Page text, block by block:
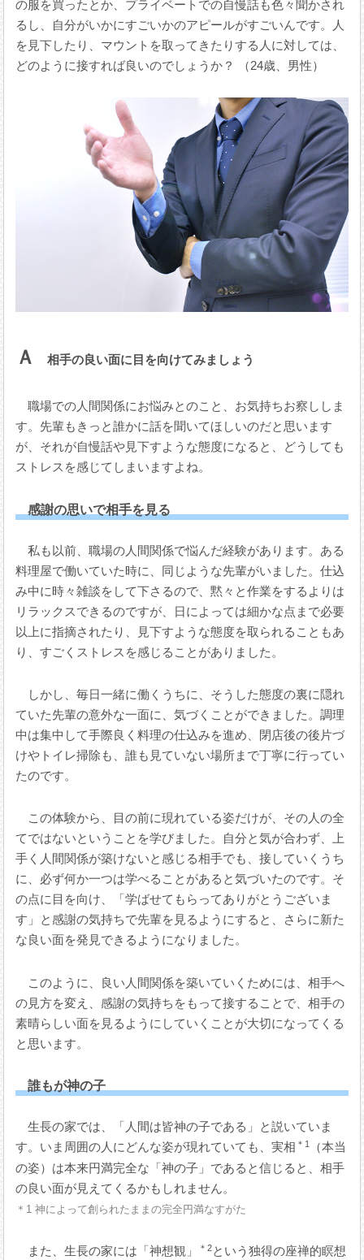
の服を買ったとか、プライベートでの自慢話も色々聞かされ
るし、自分がいかにすごいかのアピールがすごいんです。人
を見下したり、マウントを取ってきたりする人に対しては、
どのように接すれば良いのでしょうか？ （24歳、男性）
Ａ 相手の良い面に目を向けてみましょう
職場での人間関係にお悩みとのこと、お気持ちお察ししま
す。先輩もきっと誰かに話を聞いてほしいのだと思います
が、それが自慢話や見下すような態度になると、どうしても
ストレスを感じてしまいますよね。
感謝の思いで相手を見る
私も以前、職場の人間関係で悩んだ経験があります。ある
料理屋で働いていた時に、同じような先輩がいました。仕込
み中に時々雑談をして下さるので、黙々と作業をするよりは
リラックスできるのですが、日によっては細かな点まで必要
以上に指摘されたり、見下すような態度を取られることもあ
り、すごくストレスを感じることがありました。
しかし、毎日一緒に働くうちに、そうした態度の裏に隠れ
ていた先輩の意外な一面に、気づくことができました。調理
中は集中して手際良く料理の仕込みを進め、閉店後の後片づ
けやトイレ掃除も、誰も見ていない場所まで丁寧に行ってい
たのです。
この体験から、目の前に現れている姿だけが、その人の全
てではないということを学びました。自分と気が合わず、上
手く人間関係が築けないと感じる相手でも、接していくうち
に、必ず何か一つは学べることがあると気づいたのです。そ
の点に目を向け、「学ばせてもらってありがとうございま
す」と感謝の気持ちで先輩を見るようにすると、さらに新た
な良い面を発見できるようになりました。
このように、良い人間関係を築いていくためには、相手へ
の見方を変え、感謝の気持ちをもって接することで、相手の
素晴らしい面を見るようにしていくことが大切になってくる
と思います。
誰もが神の子
生長の家では、「人間は皆神の子である」と説いていま
す。いま周囲の人にどんな姿が現れていても、実相 ＊1
（本当
の姿）は本来円満完全な「神の子」であると信じると、相手
の良い面が見えてくるかもしれません。
＊1 神によって創られたままの完全円満なすがた
また、生長の家には「神想観」 ＊2という独得の座禅的瞑想